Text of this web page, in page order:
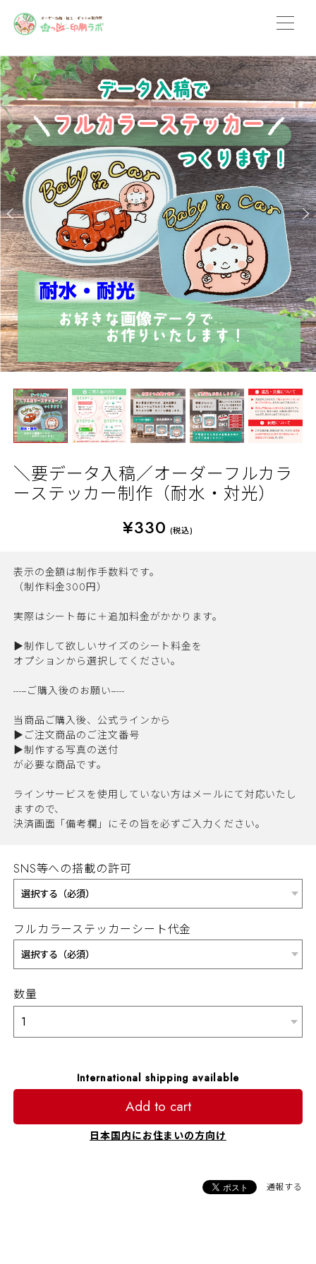
＼要データ入稿／オーダーフルカラ
ーステッカー制作（耐水・対光）
¥330 (税込)
表示の金額は制作手数料です。
（制作料金300円）
実際はシート毎に＋追加料金がかかります。
▶︎制作して欲しいサイズのシート料金を
オプションから選択してください。
-----ご購入後のお願い-----
当商品ご購入後、公式ラインから
▶︎ご注文商品のご注文番号
▶︎制作する写真の送付
が必要な商品です。
ラインサービスを使用していない方はメールにて対応いたし
ますので、
決済画面「備考欄」にその旨を必ずご入力ください。
SNS等への搭載の許可
フルカラーステッカーシート代金
数量
International shipping available
Add to cart
日本国内にお住まいの方向け
通報する